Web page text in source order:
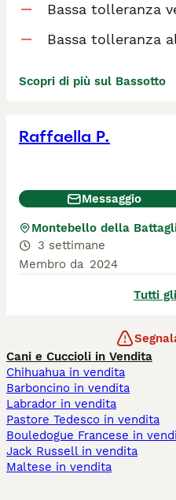
Bassa tolleranza
Bassa tolleranza
Scopri di più sul Bassotto
Raffaella P.
Messaggio
Montebello della
3 settimane
Membro da 2024
Tutti
Cani e Cuccioli in Vendita
Chihuahua in vendita
Barboncino in vendita
Labrador in vendita
Pastore Tedesco in vendita
Bouledogue Francese in
Jack Russell in vendita
Maltese in vendita